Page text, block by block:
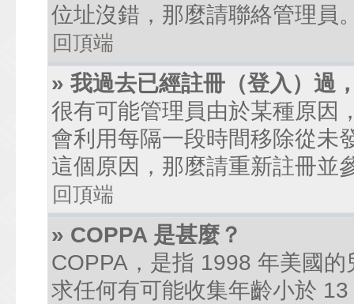
位址沒錯，那麼請聯絡管理員
回頂端
» 我過去已經註冊（登入）過
很有可能管理員由於某種原因
會利用每隔一段時間移除從未
這個原因，那麼請重新註冊並
回頂端
» COPPA 是甚麼？
COPPA，是指 1998 年美國
求任何有可能收集年齡小於